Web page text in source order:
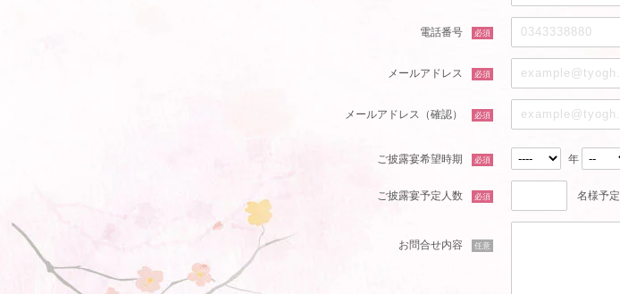
電話番号 必須
メールアドレス 必須
メールアドレス（確認） 必須
ご披露宴希望時期 必須 年
ご披露宴予定人数 必須 名様予定
お問合せ内容 任意